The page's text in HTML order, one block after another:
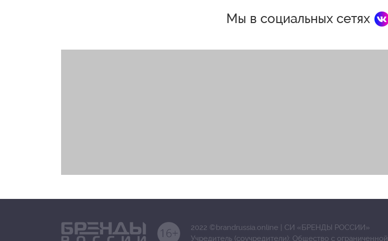
Мы в социальных сетях
2022 ©brandrussia.online | СИ «БРЕНДЫ РОССИИ»
Учредитель (соучредители): Общество с ограниченной